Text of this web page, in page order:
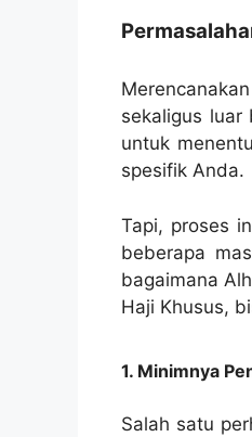
sekaligus luar
untuk
spesifik Anda.
Tapi, proses
beberapa
bagaimana
Haji Khusus,
1. Minimnya
Salah satu